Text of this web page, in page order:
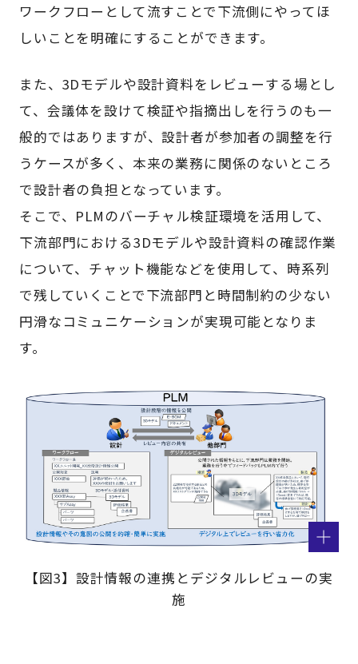
ワークフローとして流すことで下流側にやってほ
しいことを明確にすることができます。
また、3Dモデルや設計資料をレビューする場とし
て、会議体を設けて検証や指摘出しを行うのも一
般的ではありますが、設計者が参加者の調整を行
うケースが多く、本来の業務に関係のないところ
で設計者の負担となっています。
そこで、PLMのバーチャル検証環境を活用して、
下流部門における3Dモデルや設計資料の確認作業
について、チャット機能などを使用して、時系列
で残していくことで下流部門と時間制約の少ない
円滑なコミュニケーションが実現可能となりま
す。
【図3】設計情報の連携とデジタルレビューの実
施